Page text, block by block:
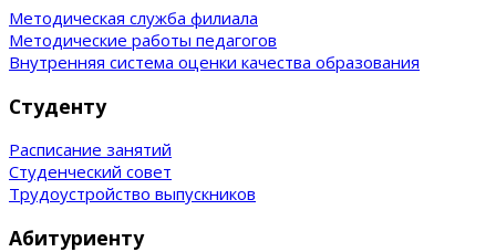
Методическая служба филиала
Методические работы педагогов
Внутренняя система оценки качества образования
Студенту
Расписание занятий
Студенческий совет
Трудоустройство выпускников
Абитуриенту